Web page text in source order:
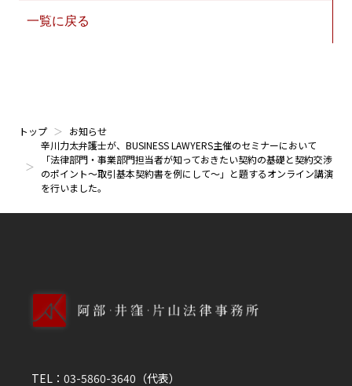
一覧に戻る
トップ
お知らせ
辛川力太弁護士が、BUSINESS LAWYERS主催のセミナーにおいて
「法律部門・事業部門担当者が知っておきたい契約の基礎と契約交渉
のポイント～取引基本契約書を例にして～」と題するオンライン講演
を行いました。
TEL： 03-5860-3640 （代表）